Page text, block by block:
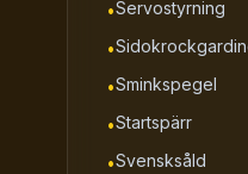
•Servostyrning
•
•Sminkspegel
•Startspärr
•Svensksåld